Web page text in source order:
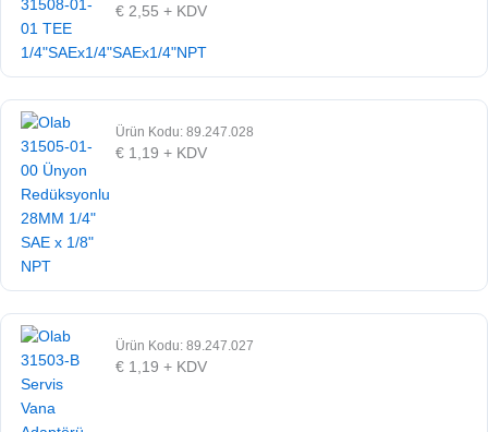
€ 2,55 + KDV
Ürün Kodu: 89.247.028
€ 1,19 + KDV
Ürün Kodu: 89.247.027
€ 1,19 + KDV